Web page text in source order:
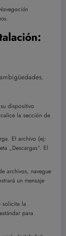
dispositivo
la sección de
El archivo (ej:
„Descargas“. El
archivos, navegue
un mensaje
solicita la
para